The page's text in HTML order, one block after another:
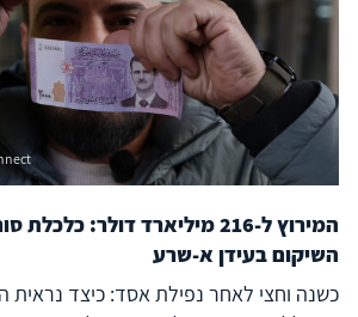
המירוץ ל-216 מיליארד דולר:
השיקום בעידן א-שרע
כשנה וחצי לאחר נפילת אסד: כיצד נראית